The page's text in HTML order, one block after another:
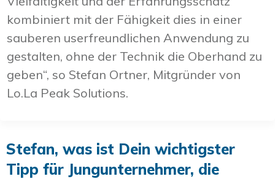
kombiniert mit der Fähigkeit dies in einer
sauberen userfreundlichen Anwendung zu
gestalten, ohne der Technik die Oberhand zu
geben“, so Stefan Ortner, Mitgründer von
Lo.La Peak Solutions.
Stefan, was ist Dein wichtigster
Tipp für Jungunternehmer, die